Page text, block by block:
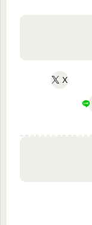
X